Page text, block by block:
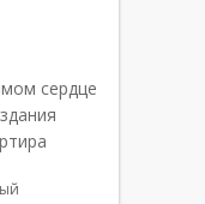
сердце